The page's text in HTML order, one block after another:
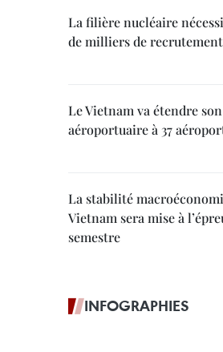
La filière nucléaire
de milliers de
Le Vietnam va étendre
aéroportuaire à 37
La stabilité
Vietnam sera mise à
semestre
INFOGRAPHIES